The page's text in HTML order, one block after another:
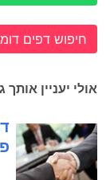
חיפוש דפים
אולי יעניין אותך